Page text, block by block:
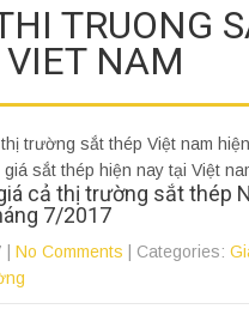
TRUONG
NAM
trường sắt thép Việt nam
sắt thép hiện nay tại Việt
cả thị trường sắt thép
7/2017
No Comments | Categories: